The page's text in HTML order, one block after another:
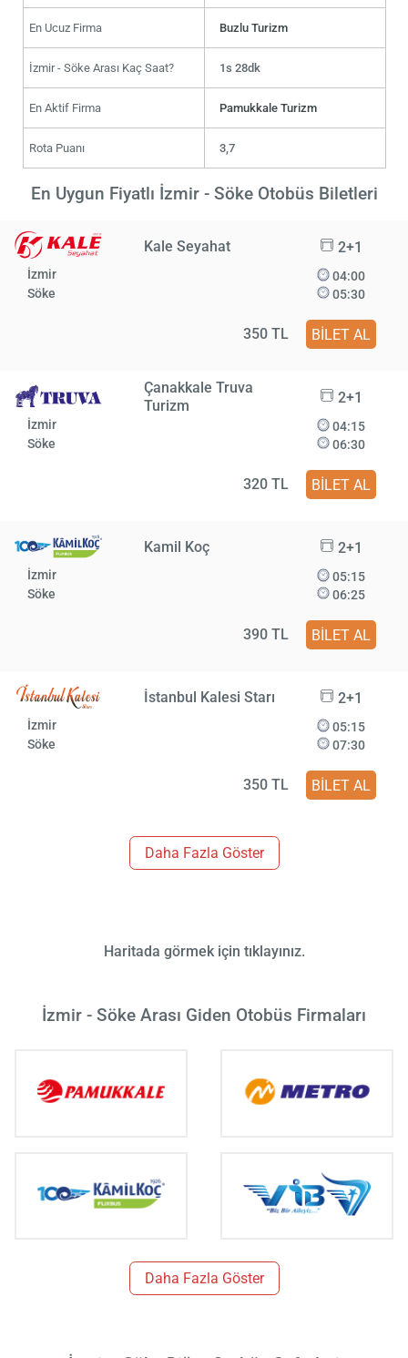
En Ucuz Firma Buzlu Turizm
İzmir - Söke Arası Kaç Saat? 1s 28dk
En Aktif Firma Pamukkale Turizm
Rota Puanı 3,7
En Uygun Fiyatlı İzmir - Söke Otobüs Biletleri
Kale Seyahat 2+1
İzmir
Söke
04:00
05:30
350 TL BİLET AL
Çanakkale Truva
Turizm
2+1
İzmir
Söke
04:15
06:30
320 TL BİLET AL
Kamil Koç 2+1
İzmir
Söke
05:15
06:25
390 TL BİLET AL
İstanbul Kalesi Starı 2+1
İzmir
Söke
05:15
07:30
350 TL BİLET AL
Daha Fazla Göster
Haritada görmek için tıklayınız.
İzmir - Söke Arası Giden Otobüs Firmaları
Daha Fazla Göster